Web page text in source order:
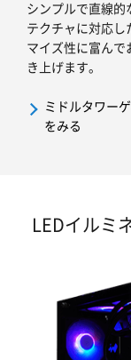
シンプルで直線
テクチャに対応し
マイズ性に富んで
き上げます。
ミドルタワー
をみる
LEDイルミ